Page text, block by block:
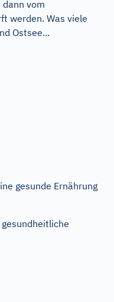
vom
werden. Was viele
Ostsee...
gesunde Ernährung